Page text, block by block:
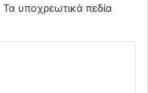
Τα υποχρεωτικά πεδία